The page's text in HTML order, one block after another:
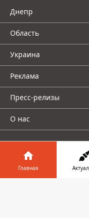
Днепр
Область
Украина
Реклама
Пресс-релизы
О нас
Главная